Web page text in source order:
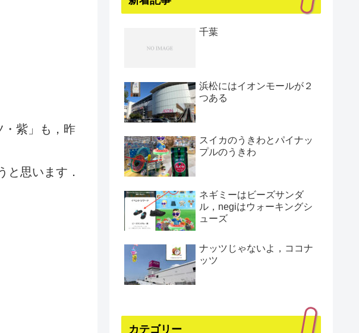
・紫」も，昨
と思います．
千葉
浜松にはイオンモールが２
つある
スイカのうきわとパイナッ
プルのうきわ
ネギミーはビーズサンダ
ル，negiはウォーキングシ
ューズ
ナッツじゃないよ，ココナ
ッツ
カテゴリー